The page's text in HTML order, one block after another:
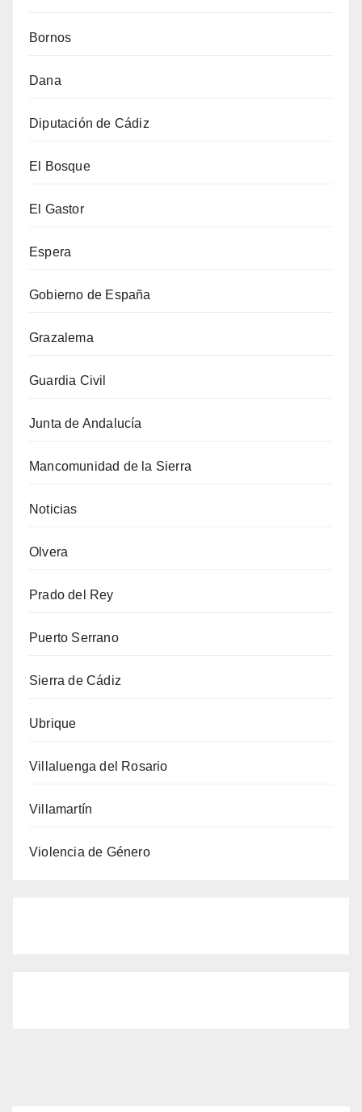
Bornos
Dana
Diputación de Cádiz
El Bosque
El Gastor
Espera
Gobierno de España
Grazalema
Guardia Civil
Junta de Andalucía
Mancomunidad de la Sierra
Noticias
Olvera
Prado del Rey
Puerto Serrano
Sierra de Cádiz
Ubrique
Villaluenga del Rosario
Villamartín
Violencia de Género